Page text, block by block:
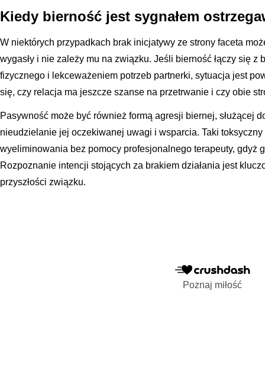
Kiedy bierność jest sygnałem
W niektórych przypadkach brak inicjatywy ze strony faceta
wygasły i nie zależy mu na związku. Jeśli bierność łączy się z
fizycznego i lekceważeniem potrzeb partnerki, sytuacja jest
się, czy relacja ma jeszcze szanse na przetrwanie i czy obie
Pasywność może być również formą agresji biernej, służącej
nieudzielanie jej oczekiwanej uwagi i wsparcia. Taki
wyeliminowania bez pomocy profesjonalnego terapeuty, gdyż
Rozpoznanie intencji stojących za brakiem działania jest
przyszłości związku.
Poznaj miłość